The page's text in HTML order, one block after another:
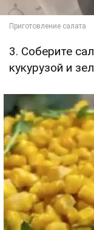
3. Соберите
кукурузой и